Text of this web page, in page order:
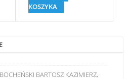
KOSZYKA
BOCHEŃSKI BARTOSZ KAZIMIERZ,